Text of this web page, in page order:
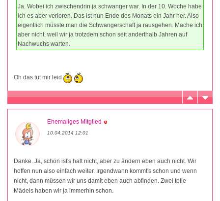
Ja. Wobei ich zwischendrin ja schwanger war. In der 10. Woche habe
ich es aber verloren. Das ist nun Ende des Monats ein Jahr her. Also
eigentlich müsste man die Schwangerschaft ja rausgehen. Mache ich
aber nicht, weil wir ja trotzdem schon seit anderthalb Jahren auf
Nachwuchs warten.
Oh das tut mir leid
Ehemaliges Mitglied
10.04.2014 12:01
Danke. Ja, schön ist's halt nicht, aber zu ändern eben auch nicht. Wir
hoffen nun also einfach weiter. Irgendwann kommt's schon und wenn
nicht, dann müssen wir uns damit eben auch abfinden. Zwei tolle
Mädels haben wir ja immerhin schon.